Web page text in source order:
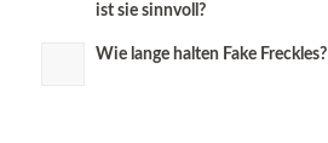
ist sie sinnvoll?
Wie lange halten Fake Freckles?